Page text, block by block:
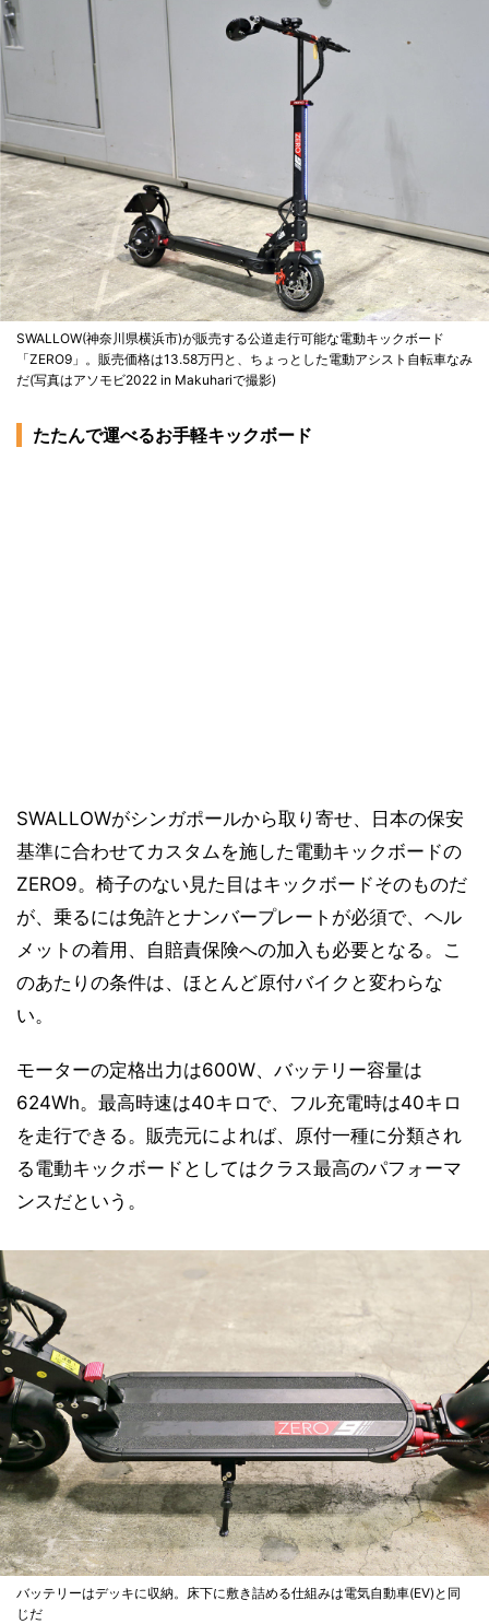
SWALLOW(神奈川県横浜市)が販売する公道走行可能な電動キックボード
「ZERO9」。販売価格は13.58万円と、ちょっとした電動アシスト自転車なみ
だ(写真はアソモビ2022 in Makuhariで撮影)
たたんで運べるお手軽キックボード
SWALLOWがシンガポールから取り寄せ、日本の保安
基準に合わせてカスタムを施した電動キックボードの
ZERO9。椅子のない見た目はキックボードそのものだ
が、乗るには免許とナンバープレートが必須で、ヘル
メットの着用、自賠責保険への加入も必要となる。こ
のあたりの条件は、ほとんど原付バイクと変わらな
い。
モーターの定格出力は600W、バッテリー容量は
624Wh。最高時速は40キロで、フル充電時は40キロ
を走行できる。販売元によれば、原付一種に分類され
る電動キックボードとしてはクラス最高のパフォーマ
ンスだという。
バッテリーはデッキに収納。床下に敷き詰める仕組みは電気自動車(EV)と同
じだ